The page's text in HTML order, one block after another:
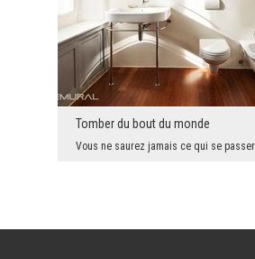
Tomber du bout du monde